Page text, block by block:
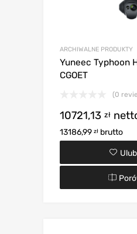
ARCHIWALNE PRODUKTY
Yuneec Typhoon
CGOET
(0
10721,13 zł
13186,99 zł brutto